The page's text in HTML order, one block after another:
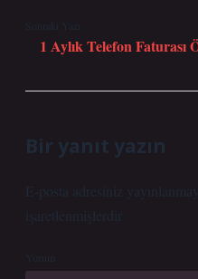
Sonraki Yazı
1 Aylık Telefon Faturası
Bir yanıt yazın
E-posta adresiniz
işaretlenmişlerdir
Yorum